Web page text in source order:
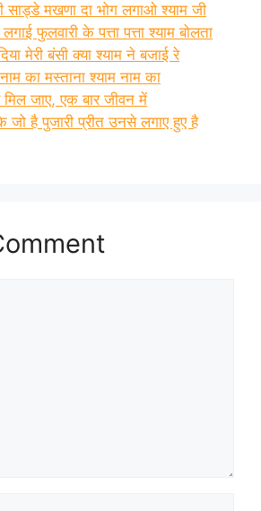
मखणा दा भोग लगाओ श्याम जी
फुलवारी के पत्ता पत्ता श्याम बोलता
मेरी बंसी क्या श्याम ने बजाई रे
का मस्ताना श्याम नाम का
मिल जाए, एक बार जीवन में
जो है पुजारी प्रीत उनसे लगाए हुए है